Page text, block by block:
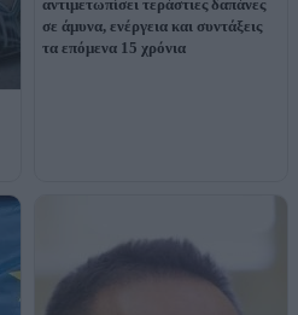
αντιμετωπίσει τεράστιες δαπάνες
σε άμυνα, ενέργεια και συντάξεις
τα επόμενα 15 χρόνια